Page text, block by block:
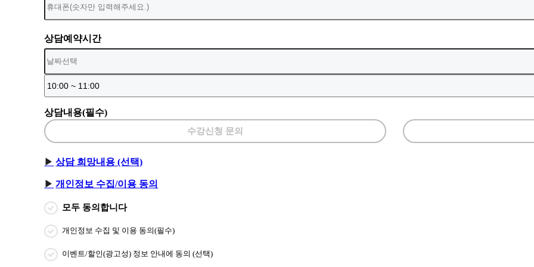
상담예약시간
상담내용(필수)
수강신청 문의
상담 희망내용 (선택)
개인정보 수집/이용 동의
모두 동의합니다
개인정보 수집 및 이용 동의(필수)
이벤트/할인(광고성) 정보 안내에 동의 (선택)